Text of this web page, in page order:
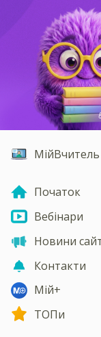
МійВчитель
Початок
Вебінари
Новини
Контакти
Мій+
ТОПи